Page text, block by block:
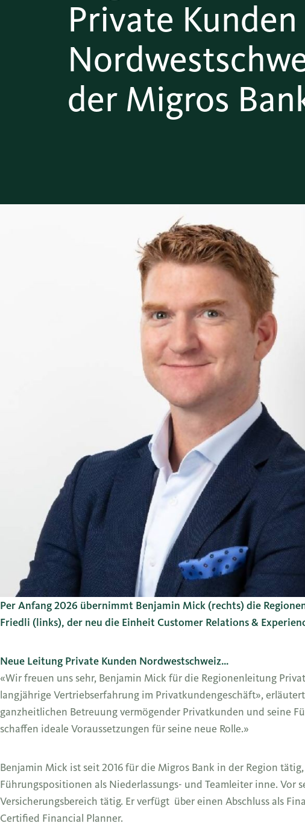
Private Kunden
der Migros
Per Anfang 2026 übernimmt Benjamin Mick (rechts) die
Friedli (links), der neu die Einheit Customer Relations &
Neue Leitung Private Kunden Nordwestschweiz…
«Wir freuen uns sehr, Benjamin Mick für die Regionenleitung
langjährige Vertriebserfahrung im Privatkundengeschäft»,
ganzheitlichen Betreuung vermögender Privatkunden und seine
schaffen ideale Voraussetzungen für seine neue Rolle.»
Benjamin Mick ist seit 2016 für die Migros Bank in der Region
Führungspositionen als Niederlassungs- und Teamleiter inne.
Versicherungsbereich tätig. Er verfügt über einen Abschluss als
Certified Financial Planner.